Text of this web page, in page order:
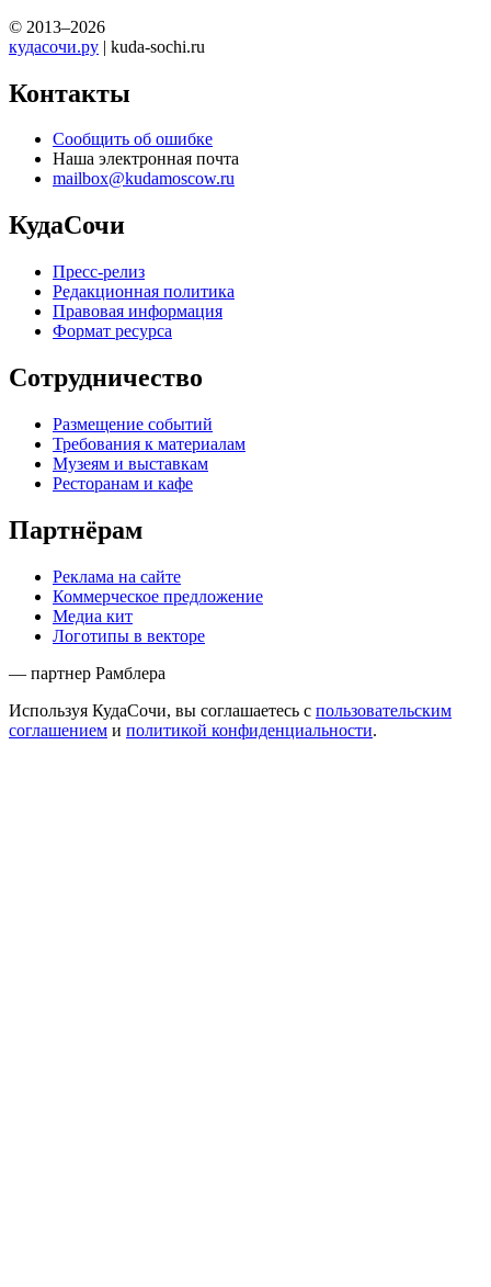
© 2013–2026
кудасочи.ру | kuda-sochi.ru
Контакты
Сообщить об ошибке
Наша электронная почта
mailbox@kudamoscow.ru
КудаСочи
Пресс-релиз
Редакционная политика
Правовая информация
Формат ресурса
Сотрудничество
Размещение событий
Требования к материалам
Музеям и выставкам
Ресторанам и кафе
Партнёрам
Реклама на сайте
Коммерческое предложение
Медиа кит
Логотипы в векторе
— партнер Рамблера
Используя КудаСочи, вы соглашаетесь с пользовательским
соглашением и политикой конфиденциальности.